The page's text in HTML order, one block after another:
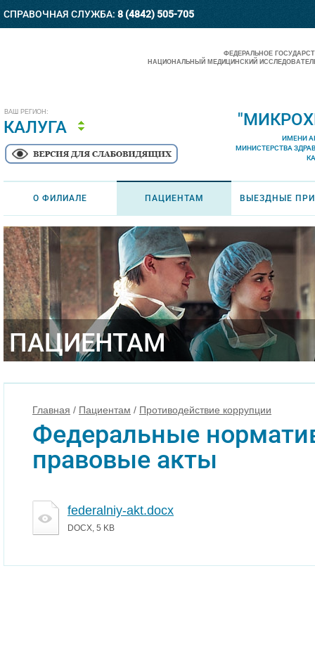
СПРАВОЧНАЯ СЛУЖБА: 8 (4842) 505-705
ВАШ РЕГИОН:
КАЛУГА
ФЕДЕРАЛЬНОЕ
НАЦИОНАЛЬНЫЙ МЕДИЦИНСКИЙ
ИМЕНИ
МИНИСТЕРСТВА
О ФИЛИАЛЕ ПАЦИЕНТАМ ВЫЕЗДНЫЕ
ПАЦИЕНТАМ
Главная / Пациентам / Противодействие коррупции
Федеральные
правовые акты
federalniy-akt.docx
DOCX, 5 KB